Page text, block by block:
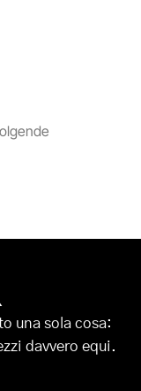
una sola cosa:
davvero equi.